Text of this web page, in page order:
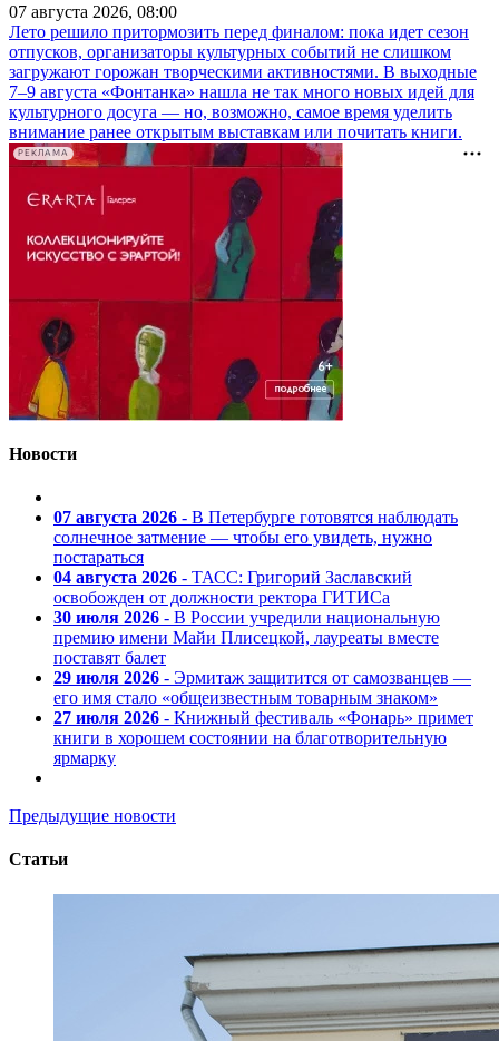
07 августа 2026, 08:00
Лето решило притормозить перед финалом: пока идет сезон
отпусков, организаторы культурных событий не слишком
загружают горожан творческими активностями. В выходные
7–9 августа «Фонтанка» нашла не так много новых идей для
культурного досуга — но, возможно, самое время уделить
внимание ранее открытым выставкам или почитать книги.
РЕКЛАМА
Новости
07 августа 2026 - В Петербурге готовятся наблюдать
солнечное затмение — чтобы его увидеть, нужно
постараться
04 августа 2026 - ТАСС: Григорий Заславский
освобожден от должности ректора ГИТИСа
30 июля 2026 - В России учредили национальную
премию имени Майи Плисецкой, лауреаты вместе
поставят балет
29 июля 2026 - Эрмитаж защитится от самозванцев —
его имя стало «общеизвестным товарным знаком»
27 июля 2026 - Книжный фестиваль «Фонарь» примет
книги в хорошем состоянии на благотворительную
ярмарку
Предыдущие новости
Статьи